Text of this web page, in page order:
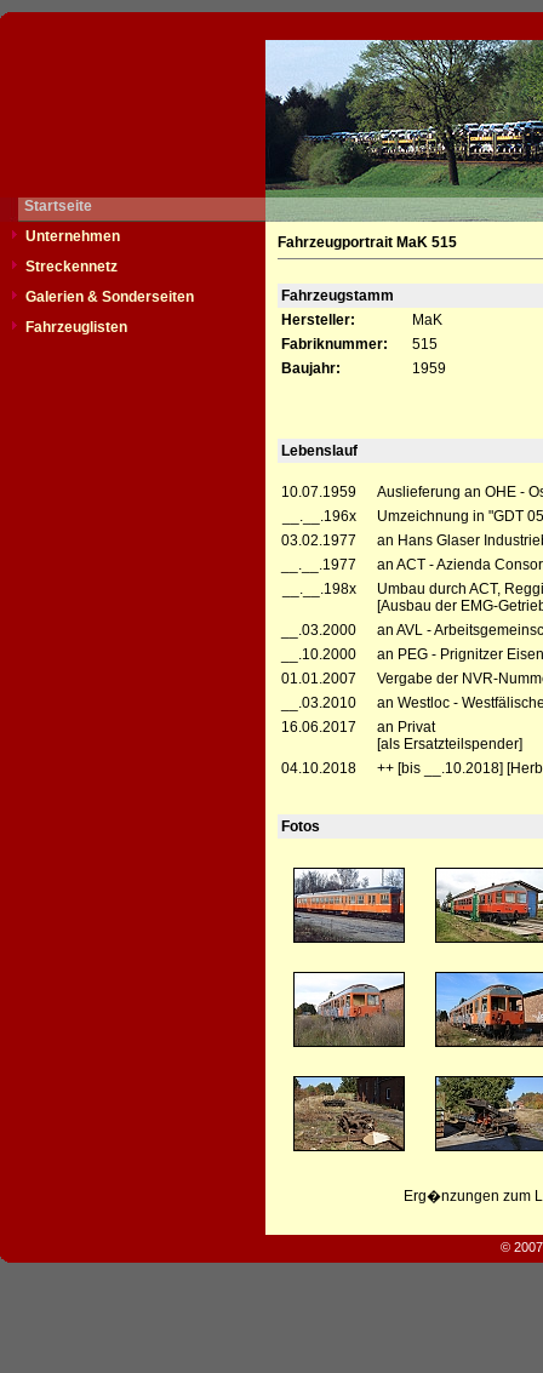
Startseite
Unternehmen
Streckennetz
Galerien & Sonderseiten
Fahrzeuglisten
Fahrzeugportrait MaK 515
Fahrzeugstamm
Hersteller:
MaK
Fabriknummer:
515
Baujahr:
1959
Lebenslauf
10.07.1959
Auslieferung an OHE -
__.__.196x
Umzeichnung in "GDT
03.02.1977
an Hans Glaser
__.__.1977
an ACT - Azienda
__.__.198x
Umbau durch ACT,
[Ausbau der EMG-
__.03.2000
an AVL -
__.10.2000
an PEG - Prignitzer
01.01.2007
Vergabe der NVR-
__.03.2010
an Westloc -
16.06.2017
an Privat
[als Ersatzteilspender]
04.10.2018
++ [bis __.10.2018]
Fotos
Erg�nzungen zum
©